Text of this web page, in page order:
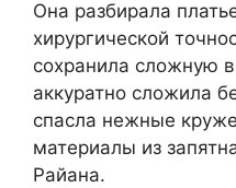
Она разбирала
хирургической
сохранила сложную
аккуратно сложила
спасла нежные
материалы из
Райана.